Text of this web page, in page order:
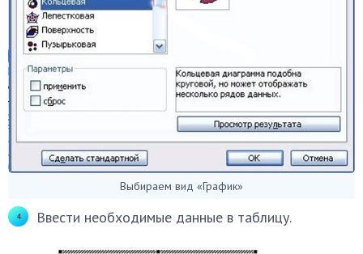
Выбираем вид «График»
Ввести необходимые данные в таблицу.